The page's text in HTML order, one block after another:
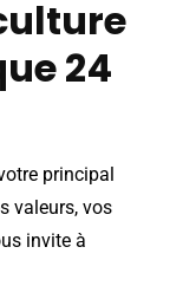
24
principal
valeurs, vos
invite à